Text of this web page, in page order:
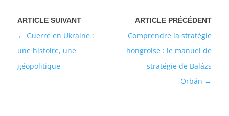
Comprendre la stratégie
hongroise : le manuel de
stratégie de Balázs
Orbán
Guerre en Ukraine :
une histoire, une
géopolitique